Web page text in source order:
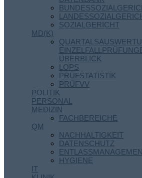
SOZIALGERICHT
MD(K)
ÜBERBLICK
LOPS
PRÜFSTATISTIK
PRÜFVV
POLITIK
PERSONAL
MEDIZIN
FACHBEREICHE
QM
NACHHALTIGKEIT
DATENSCHUTZ
HYGIENE
IT